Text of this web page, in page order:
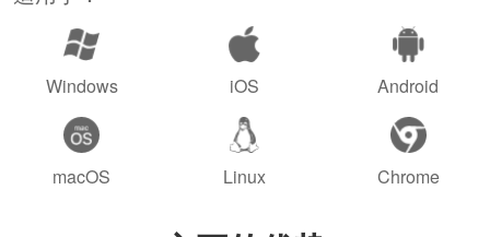
Windows iOS Android
macOS Linux Chrome